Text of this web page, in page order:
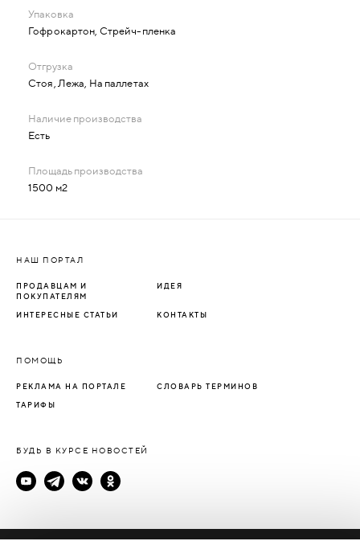
Гофрокартон, Стрейч-пленка
Стоя, Лежа, На паллетах
Есть
1500 м2
НАШ ПОРТАЛ
ПРОДАВЦАМ И
ПОКУПАТЕЛЯМ
ИДЕЯ
ИНТЕРЕСНЫЕ СТАТЬИ КОНТАКТЫ
ПОМОЩЬ
РЕКЛАМА НА ПОРТАЛЕ СЛОВАРЬ ТЕРМИНОВ
ТАРИФЫ
БУДЬ В КУРСЕ НОВОСТЕЙ